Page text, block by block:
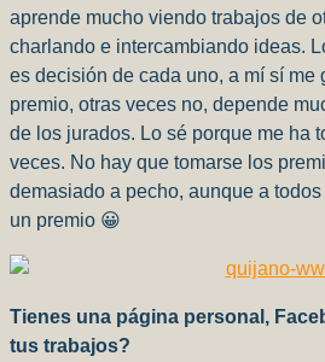
aprende mucho viendo trabajos de
charlando e intercambiando ideas.
es decisión de cada uno, a mí sí me
premio, otras veces no, depende
de los jurados. Lo sé porque me ha
veces. No hay que tomarse los
demasiado a pecho, aunque a
un premio 😀
Tienes una página personal,
tus trabajos?